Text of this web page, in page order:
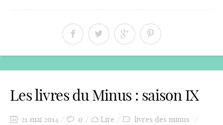
Les livres du Minus : saison IX
21 mai 2014 0 Lire livres des minus